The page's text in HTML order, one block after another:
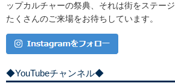
ップカルチャーの祭典、それは街をステー
たくさんのご来場をお待ちしています。
◆YouTubeチャンネル◆